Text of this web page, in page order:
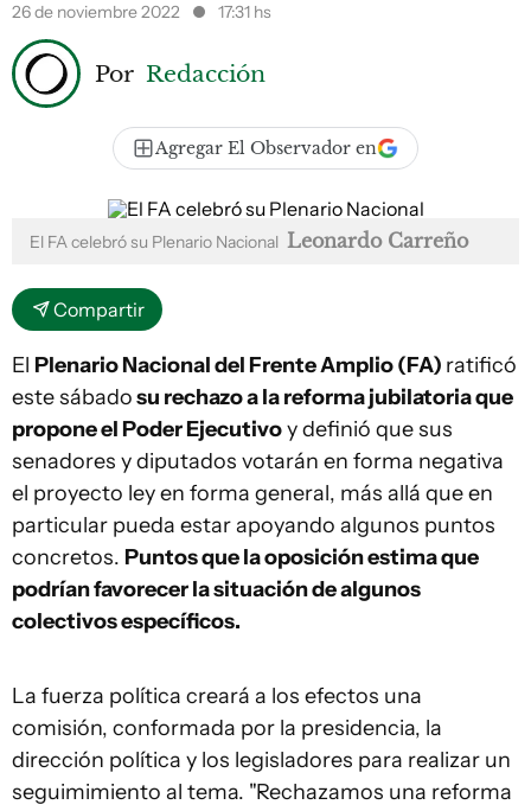
26 de noviembre 2022
17:31 hs
Por Redacción
Agregar El Observador en
El FA celebró su Plenario Nacional Leonardo Carreño
Compartir
El Plenario Nacional del Frente Amplio (FA) ratificó
este sábadosu rechazo a la reforma jubilatoria que
propone el Poder Ejecutivoy definió que sus
senadores y diputados votarán en forma negativa
el proyecto ley en forma general, más allá que en
particular pueda estar apoyando algunos puntos
concretos. Puntos que la oposición estima que
podrían favorecer la situación de algunos
colectivos específicos.
La fuerza política creará a los efectos una
comisión, conformada por la presidencia, la
dirección política y los legisladores para realizar un
seguimimiento al tema. "Rechazamos una reforma